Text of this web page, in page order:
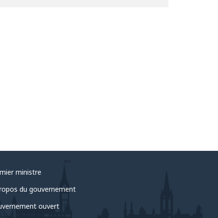
ministre
du gouvernement
ouvert